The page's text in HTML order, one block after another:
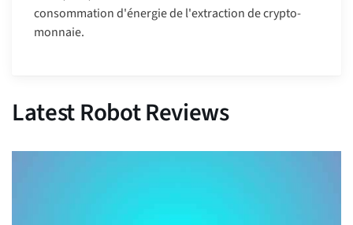
consommation d'énergie de l'extraction de crypto-
monnaie.
Latest Robot Reviews